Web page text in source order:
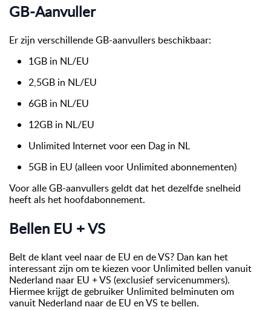
GB-Aanvuller
Er zijn verschillende GB-aanvullers beschikbaar:
1GB in NL/EU
2,5GB in NL/EU
6GB in NL/EU
12GB in NL/EU
Unlimited Internet voor een Dag in NL
5GB in EU (alleen voor Unlimited abonnementen)
Voor alle GB-aanvullers geldt dat het dezelfde snelheid
heeft als het hoofdabonnement.
Bellen EU + VS
Belt de klant veel naar de EU en de VS? Dan kan het
interessant zijn om te kiezen voor Unlimited bellen vanuit
Nederland naar EU + VS (exclusief servicenummers).
Hiermee krijgt de gebruiker Unlimited belminuten om
vanuit Nederland naar de EU en VS te bellen.